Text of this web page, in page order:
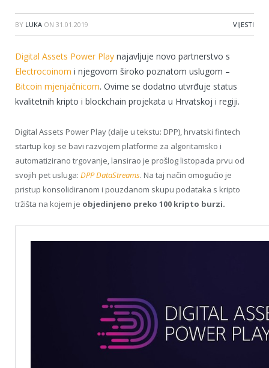
BY LUKA ON 31.01.2019 VIJESTI
Digital Assets Power Play najavljuje novo partnerstvo s
Electrocoinom i njegovom široko poznatom uslugom –
Bitcoin mjenjačnicom. Ovime se dodatno utvrđuje status
kvalitetnih kripto i blockchain projekata u Hrvatskoj i regiji.
Digital Assets Power Play (dalje u tekstu: DPP), hrvatski fintech
startup koji se bavi razvojem platforme za algoritamsko i
automatizirano trgovanje, lansirao je prošlog listopada prvu od
svojih pet usluga: DPP DataStreams. Na taj način omogućio je
pristup konsolidiranom i pouzdanom skupu podataka s kripto
tržišta na kojem je objedinjeno preko 100 kripto burzi.